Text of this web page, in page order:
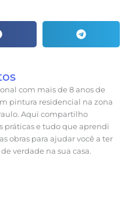
com mais de 8 anos de
pintura residencial na zona
Aqui compartilho
práticas e tudo que aprendi
obras para ajudar você a ter
verdade na sua casa.